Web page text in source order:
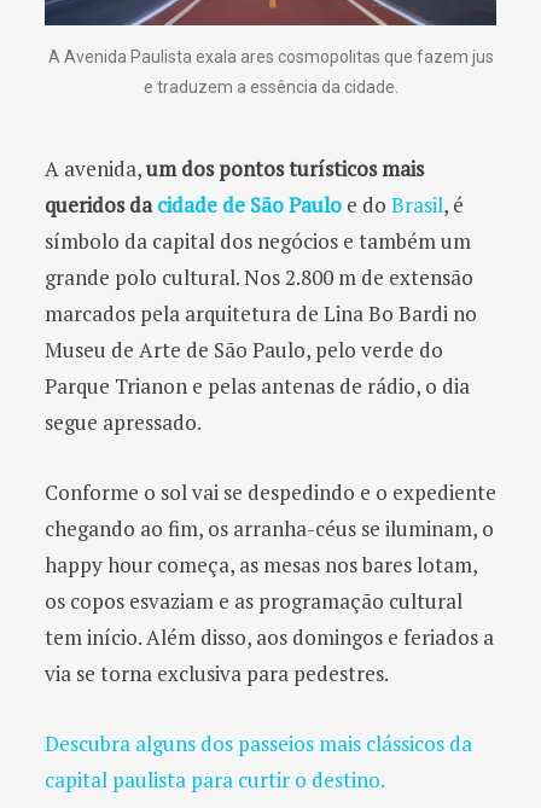
A Avenida Paulista exala ares cosmopolitas que fazem jus
e traduzem a essência da cidade.
A avenida,um dos pontos turísticos mais
queridos dacidade de São Paulo e do Brasil, é
símbolo da capital dos negócios e também um
grande polo cultural. Nos 2.800 m de extensão
marcados pela arquitetura de Lina Bo Bardi no
Museu de Arte de São Paulo, pelo verde do
Parque Trianon e pelas antenas de rádio, o dia
segue apressado.
Conforme o sol vai se despedindo e o expediente
chegando ao fim, os arranha-céus se iluminam, o
happy hour começa, as mesas nos bares lotam,
os copos esvaziam e as programação cultural
tem início. Além disso, aos domingos e feriados a
via se torna exclusiva para pedestres.
Descubra alguns dos passeios mais clássicos da
capital paulista para curtir o destino.